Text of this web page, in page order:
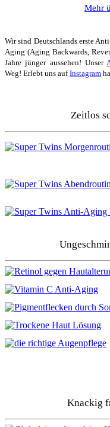
Mehr
Wir sind Deutschlands erste
Aging (Aging Backwards,
Jahre jünger aussehen! Unser
Weg! Erlebt uns aufInstagram
Zeitlos
Knackig